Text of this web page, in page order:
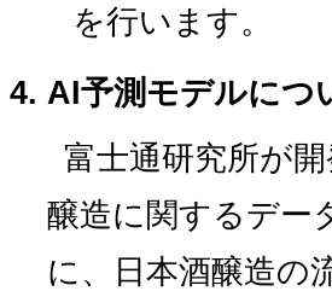
を行います。
AI予測モデルにつ
富士通研究所が
醸造に関するデー
に、日本酒醸造の